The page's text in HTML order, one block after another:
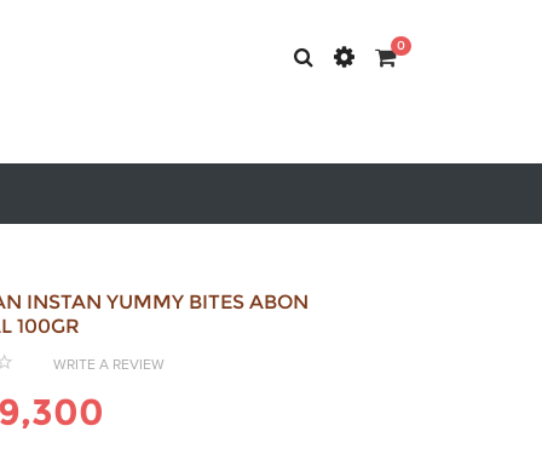
0
INSTAN YUMMY BITES ABON
100GR
WRITE A REVIEW